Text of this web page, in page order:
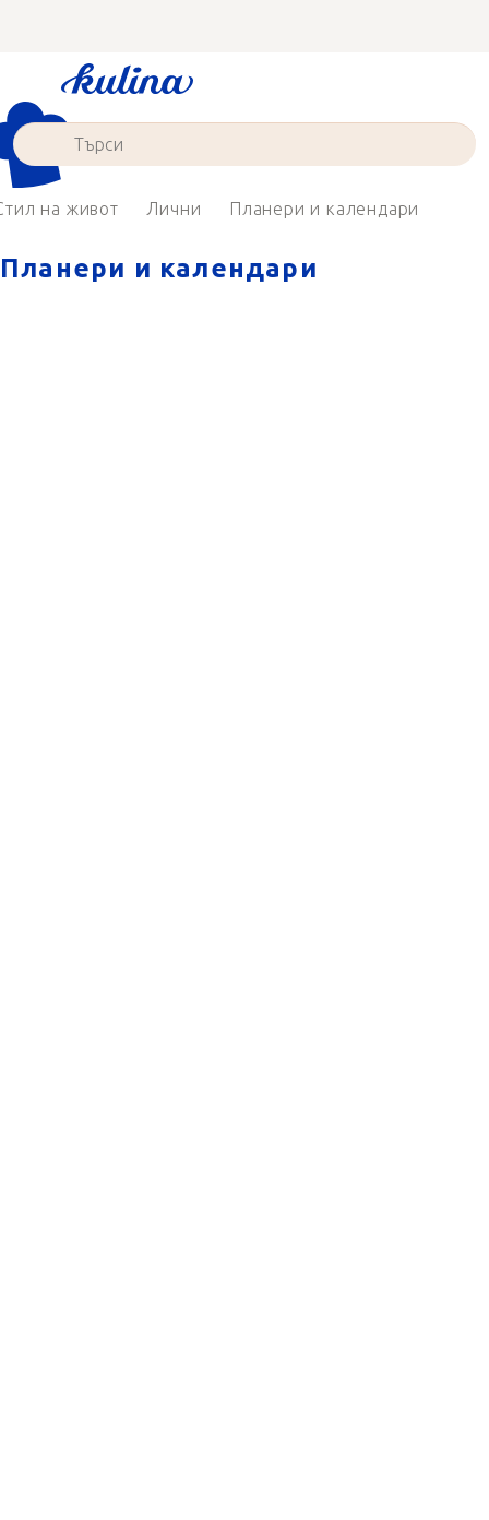
съдържанието
на живот Лични Планери и календари
Планери и календари